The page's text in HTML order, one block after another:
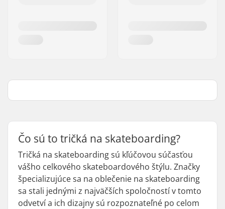
Čo sú to tričká na skateboarding?
Tričká na skateboarding sú kľúčovou súčasťou
vášho celkového skateboardového štýlu. Značky
špecializujúce sa na oblečenie na skateboarding
sa stali jednými z najväčších spoločností v tomto
odvetví a ich dizajny sú rozpoznateľné po celom